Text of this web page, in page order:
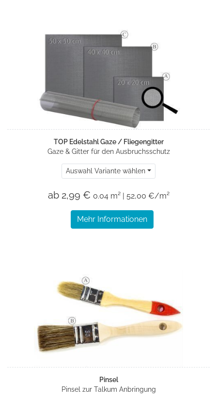
TOP Edelstahl Gaze / Fliegengitter
Gaze & Gitter für den Ausbruchsschutz
Auswahl Variante wählen
ab 2,99 € 0.04 m² | 52,00 €/m²
Mehr Informationen
Pinsel
Pinsel zur Talkum Anbringung